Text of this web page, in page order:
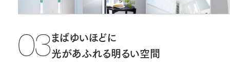
03まばゆいほどに
光があふれる明るい空間